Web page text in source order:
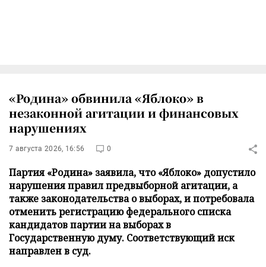
«Родина» обвинила «Яблоко» в
незаконной агитации и финансовых
нарушениях
7 августа 2026, 16:56 0
Партия «Родина» заявила, что «Яблоко» допустило
нарушения правил предвыборной агитации, а
также законодательства о выборах, и потребовала
отменить регистрацию федерального списка
кандидатов партии на выборах в
Государственную думу. Соответствующий иск
направлен в суд.